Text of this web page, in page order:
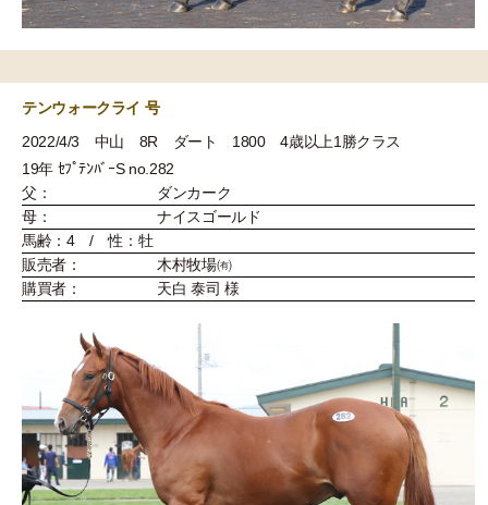
テンウォークライ 号
2022/4/3 中山 8R ダート 1800 4歳以上1勝クラス
19年 ｾﾌﾟﾃﾝﾊﾞｰS no.282
父：
ダンカーク
母：
ナイスゴールド
馬齢：4 / 性：牡
販売者：
木村牧場㈲
購買者：
天白 泰司 様